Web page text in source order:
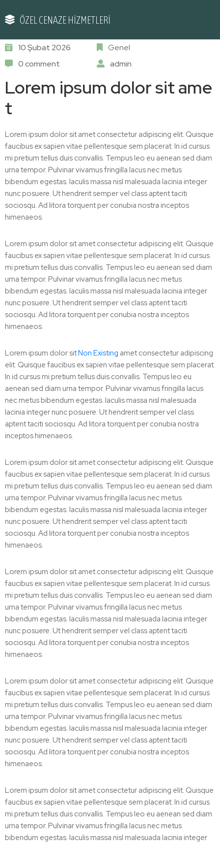
ÖZEL CENAZE HİZMETLERİ
10 Şubat 2026
Genel
0 comment
admin
Lorem ipsum dolor sit ame
t
Lorem ipsum dolor sit amet consectetur adipiscing elit. Quisque
faucibus ex sapien vitae pellentesque sem placerat. In id cursus
mi pretium tellus duis convallis. Tempus leo eu aenean sed diam
urna tempor. Pulvinar vivamus fringilla lacus nec metus
bibendum egestas. Iaculis massa nisl malesuada lacinia integer
nunc posuere. Ut hendrerit semper vel class aptent taciti
sociosqu. Ad litora torquent per conubia nostra inceptos
himenaeos.
Lorem ipsum dolor sit amet consectetur adipiscing elit. Quisque
faucibus ex sapien vitae pellentesque sem placerat. In id cursus
mi pretium tellus duis convallis. Tempus leo eu aenean sed diam
urna tempor. Pulvinar vivamus fringilla lacus nec metus
bibendum egestas. Iaculis massa nisl malesuada lacinia integer
nunc posuere. Ut hendrerit semper vel class aptent taciti
sociosqu. Ad litora torquent per conubia nostra inceptos
himenaeos.
Lorem ipsum dolor sitNon Existing amet consectetur adipiscing
elit. Quisque faucibus ex sapien vitae pellentesque sem placerat.
In id cursus mi pretium tellus duis convallis. Tempus leo eu
aenean sed diam urna tempor. Pulvinar vivamus fringilla lacus
nec metus bibendum egestas. Iaculis massa nisl malesuada
lacinia integer nunc posuere. Ut hendrerit semper vel class
aptent taciti sociosqu. Ad litora torquent per conubia nostra
inceptos himenaeos.
Lorem ipsum dolor sit amet consectetur adipiscing elit. Quisque
faucibus ex sapien vitae pellentesque sem placerat. In id cursus
mi pretium tellus duis convallis. Tempus leo eu aenean sed diam
urna tempor. Pulvinar vivamus fringilla lacus nec metus
bibendum egestas. Iaculis massa nisl malesuada lacinia integer
nunc posuere. Ut hendrerit semper vel class aptent taciti
sociosqu. Ad litora torquent per conubia nostra inceptos
himenaeos.
Lorem ipsum dolor sit amet consectetur adipiscing elit. Quisque
faucibus ex sapien vitae pellentesque sem placerat. In id cursus
mi pretium tellus duis convallis. Tempus leo eu aenean sed diam
urna tempor. Pulvinar vivamus fringilla lacus nec metus
bibendum egestas. Iaculis massa nisl malesuada lacinia integer
nunc posuere. Ut hendrerit semper vel class aptent taciti
sociosqu. Ad litora torquent per conubia nostra inceptos
himenaeos.
Lorem ipsum dolor sit amet consectetur adipiscing elit. Quisque
faucibus ex sapien vitae pellentesque sem placerat. In id cursus
mi pretium tellus duis convallis. Tempus leo eu aenean sed diam
urna tempor. Pulvinar vivamus fringilla lacus nec metus
bibendum egestas. Iaculis massa nisl malesuada lacinia integer
nunc posuere. Ut hendrerit semper vel class aptent taciti
sociosqu. Ad litora torquent per conubia nostra inceptos
himenaeos.
Lorem ipsum dolor sit amet consectetur adipiscing elit. Quisque
faucibus ex sapien vitae pellentesque sem placerat. In id cursus
mi pretium tellus duis convallis. Tempus leo eu aenean sed diam
urna tempor. Pulvinar vivamus fringilla lacus nec metus
bibendum egestas. Iaculis massa nisl malesuada lacinia integer